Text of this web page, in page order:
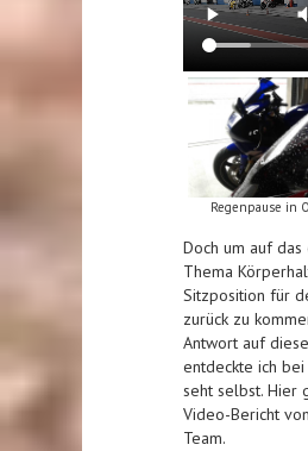
Regenpause in
Doch um auf
Thema
Sitzposition für
zurück zu
Antwort auf
entdeckte ich
seht selbst. Hier
Video-Bericht
Team.